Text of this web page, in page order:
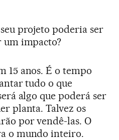
projeto poderia ser
um impacto?
15 anos. É o tempo
tudo o que
algo que poderá ser
planta. Talvez os
por vendê-las. O
o mundo inteiro.